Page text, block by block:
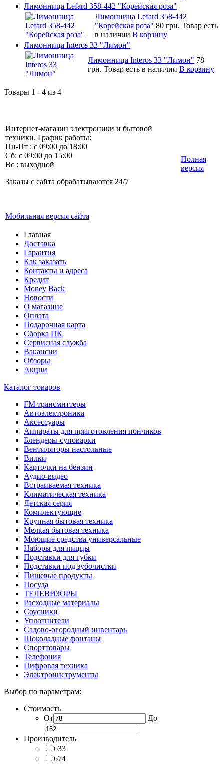
Лимонница Lefard 358-442 "Корейская роза"
Лимонница Lefard 358-442
"Корейская роза" 80 грн. Товар есть
в наличии В корзину
Лимонница Interos 33 "Лимон"
Лимонница Interos 33 "Лимон" 78
грн. Товар есть в наличии В корзину
Товары 1 - 4 из 4
Интернет-магазин электроники и бытовой
техники. График работы:
Пн-Пт : с 09:00 до 18:00
Сб: с 09:00 до 15:00
Вс : выходной
Заказы с сайта обрабатываются 24/7
Мобильная версия сайта
Полная
версия
Главная
Доставка
Гарантия
Как заказать
Контакты и адреса
Кредит
Money Back
Новости
О магазине
Оплата
Подарочная карта
Сборка ПК
Сервисная служба
Вакансии
Обзоры
Акции
Каталог товаров
FM трансмиттеры
Автоэлектроника
Аксессуары
Аппараты для приготовления пончиков
Блендеры-суповарки
Вентиляторы настольные
Вилки
Карточки на бензин
Аудио-видео
Встраиваемая техника
Климатическая техника
Детская серия
Комплектующие
Крупная бытовая техника
Мелкая бытовая техника
Моющие средства универсальные
Наборы для пиццы
Подставки для губки
Подставки под зубочистки
Пищевые продукты
Посуда
ТЕЛЕВИЗОРЫ
Расходные материалы
Соусники
Уплотнители
Садово-огородный инвентарь
Шоколадные фонтаны
Спорттовары
Телефония
Цифровая техника
Электроинструменты
Выбор по параметрам:
Стоимость
От
До
Производитель
633
674